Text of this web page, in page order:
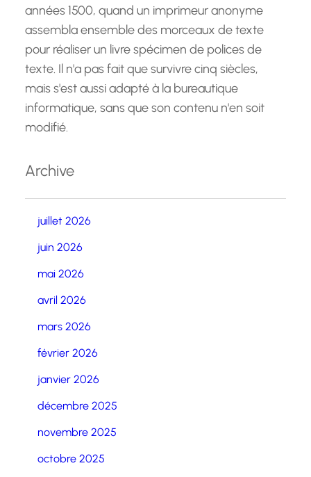
années 1500, quand un imprimeur anonyme
assembla ensemble des morceaux de texte
pour réaliser un livre spécimen de polices de
texte. Il n'a pas fait que survivre cinq siècles,
mais s'est aussi adapté à la bureautique
informatique, sans que son contenu n'en soit
modifié.
Archive
juillet 2026
juin 2026
mai 2026
avril 2026
mars 2026
février 2026
janvier 2026
décembre 2025
novembre 2025
octobre 2025